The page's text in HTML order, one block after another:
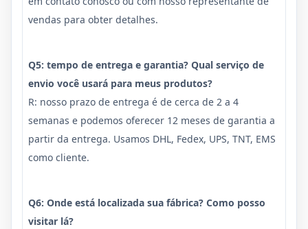
vendas para obter detalhes.
Q5: tempo de entrega e garantia? Qual serviço de
envio você usará para meus produtos?
R: nosso prazo de entrega é de cerca de 2 a 4
semanas e podemos oferecer 12 meses de garantia a
partir da entrega. Usamos DHL, Fedex, UPS, TNT, EMS
como cliente.
Q6: Onde está localizada sua fábrica? Como posso
visitar lá?